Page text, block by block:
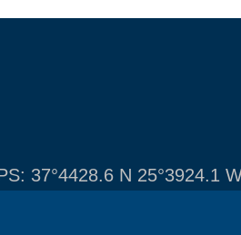
37°4428.6 N 25°3924.1